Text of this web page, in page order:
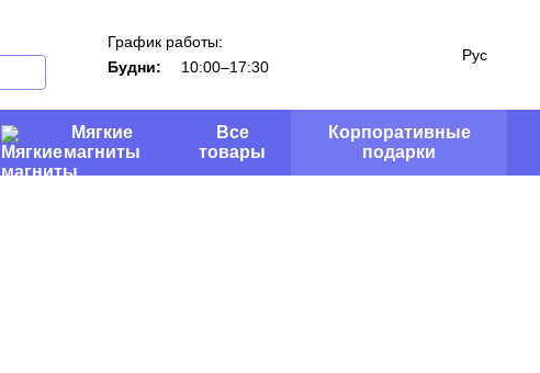
График работы:
Будни:
10:00–17:30
Рус
Мягкие
магниты
Все
товары
Корпоративные
подарки